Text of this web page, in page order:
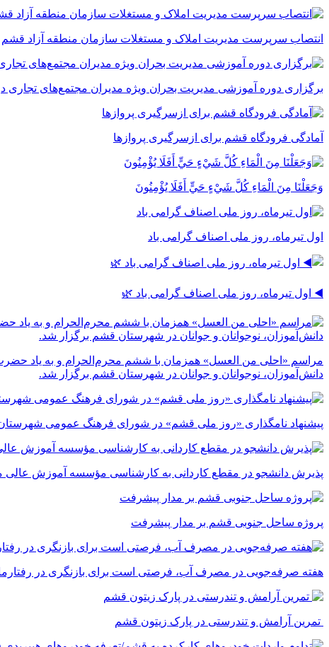
انتصاب سرپرست مدیریت املاک و مستغلات سازمان منطقه آزاد قشم
برگزاری دوره آموزشی مدیریت بحران ویژه مدیران مجتمع‌های تجاری
آمادگی فرودگاه قشم برای ازسرگیری پروازها
وَجَعَلْنَا مِنَ الْمَاءِ كُلَّ شَيْءٍ حَيٍّ أَفَلَا يُؤْمِنُونَ
اول تیرماه، روز ملی اصناف گرامی باد
◀️ اول تیرماه، روز ملی اصناف گرامی باد 🌿
مراسم «احلی من العسل» همزمان با ششم محرم‌الحرام و به یاد
دانش‌آموزان، نوجوانان و جوانان در شهرستان قشم برگزار شد.
پیشنهاد نامگذاری «روز ملی قشم» در شورای فرهنگ عمومی
پذیرش دانشجو در مقطع کاردانی به کارشناسی مؤسسه آموزش عالی
پروژه ساحل جنوبی قشم بر مدار پیشرفت
‌هفته صرفه‌جویی در مصرف آب، فرصتی است برای بازنگری در
تمرین آرامش و تندرستی در پارک زیتون قشم